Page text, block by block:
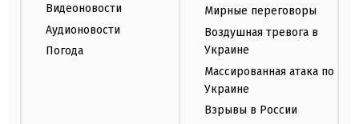
Видеоновости
Аудионовости
Погода
Мирные переговоры
Воздушная тревога в
Украине
Массированная атака по
Украине
Взрывы в России